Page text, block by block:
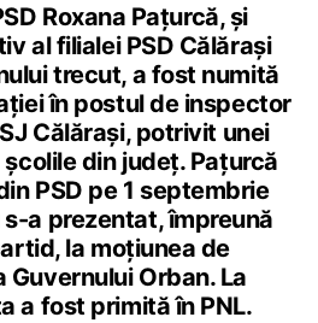
Roxana Pațurcă, și
al filialei PSD Călărași
trecut, a fost numită
în postul de inspector
Călărași, potrivit unei
din județ. Pațurcă
PSD pe 1 septembrie
a prezentat, împreună
la moțiunea de
Orban. La
a fost primită în PNL.